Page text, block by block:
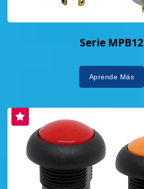
Serie MPB12
Aprende Más